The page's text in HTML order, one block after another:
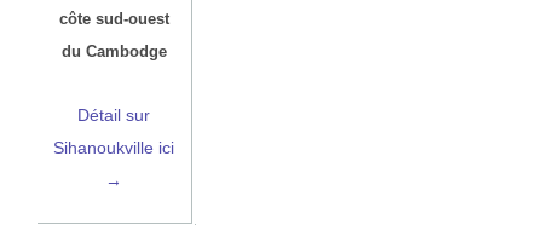
côte sud-ouest
du Cambodge
Détail sur
Sihanoukville ici
→